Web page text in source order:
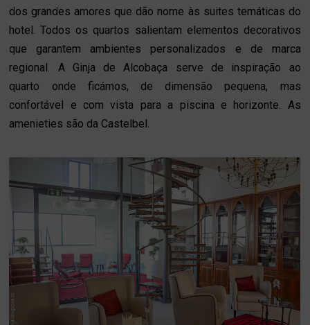
dos grandes amores que dão nome às suites temáticas do
hotel. Todos os quartos salientam elementos decorativos
que garantem ambientes personalizados e de marca
regional. A Ginja de Alcobaça serve de inspiração ao
quarto onde ficámos, de dimensão pequena, mas
confortável e com vista para a piscina e horizonte. As
amenieties são da Castelbel.